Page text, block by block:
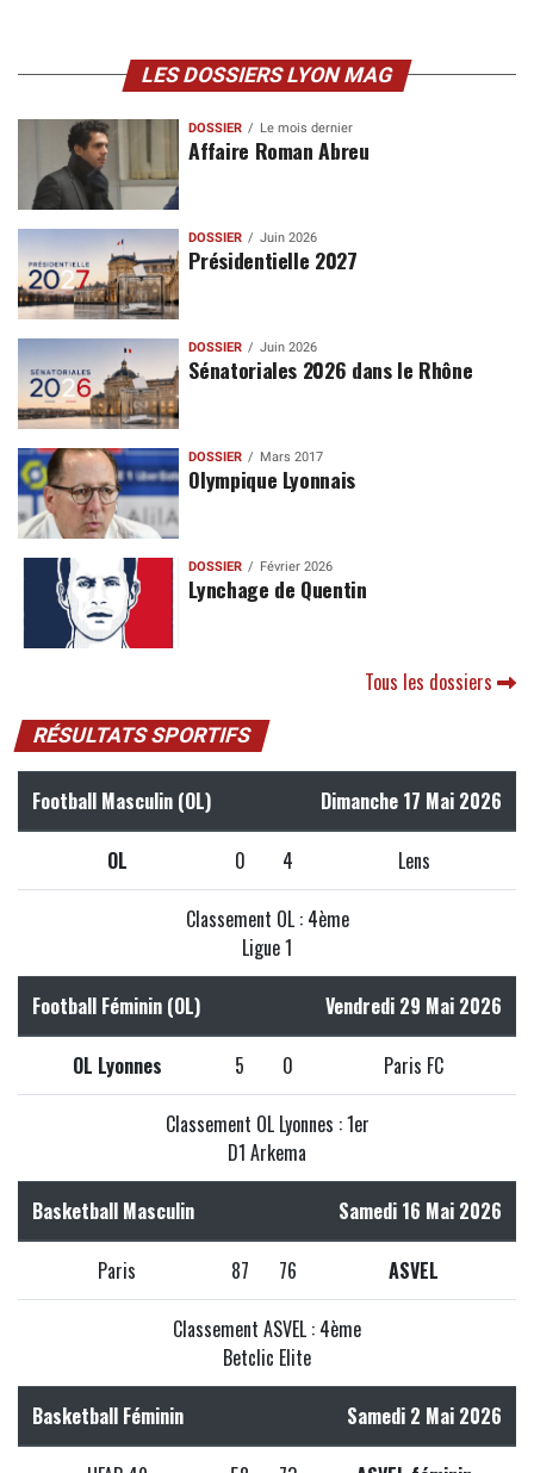
LES DOSSIERS LYON MAG
DOSSIER Le mois dernier
Affaire Roman Abreu
DOSSIER Juin 2026
Présidentielle 2027
DOSSIER Juin 2026
Sénatoriales 2026 dans le Rhône
DOSSIER Mars 2017
Olympique Lyonnais
DOSSIER Février 2026
Lynchage de Quentin
Tous les dossiers
RÉSULTATS SPORTIFS
Football Masculin (OL) Dimanche 17 Mai 2026
OL 0 4 Lens
Classement OL : 4ème
Ligue 1
Football Féminin (OL) Vendredi 29 Mai 2026
OL Lyonnes 5 0 Paris FC
Classement OL Lyonnes : 1er
D1 Arkema
Basketball Masculin Samedi 16 Mai 2026
Paris 87 76 ASVEL
Classement ASVEL : 4ème
Betclic Elite
Basketball Féminin Samedi 2 Mai 2026